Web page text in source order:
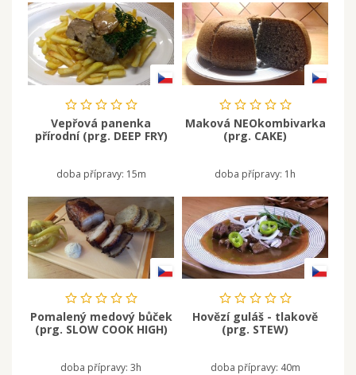
Vepřová panenka
přírodní (prg. DEEP FRY)
doba přípravy: 15m
Maková NEOkombivarka
(prg. CAKE)
doba přípravy: 1h
Pomalený medový bůček
(prg. SLOW COOK HIGH)
doba přípravy: 3h
Hovězí guláš - tlakově
(prg. STEW)
doba přípravy: 40m